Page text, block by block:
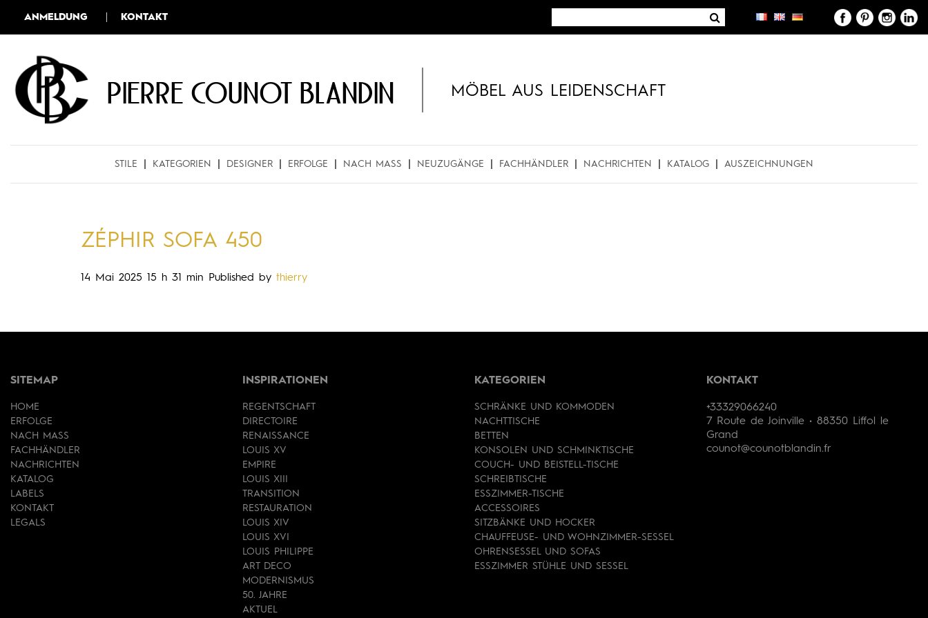
ANMELDUNG KONTAKT
Pierre COUNOT BLANDIN MÖBEL AUS LEIDENSCHAFT
STILE KATEGORIEN DESIGNER ERFOLGE NACH MASS NEUZUGÄNGE FACHHÄNDLER NACHRICHTEN KATALOG AUSZEICHNUNGEN
ZÉPHIR SOFA 450
14 Mai 2025 15 h 31 min Published by thierry
SITEMAP
HOME
ERFOLGE
NACH MASS
FACHHÄNDLER
NACHRICHTEN
KATALOG
LABELS
KONTAKT
LEGALS
INSPIRATIONEN
REGENTSCHAFT
DIRECTOIRE
RENAISSANCE
LOUIS XV
EMPIRE
LOUIS XIII
TRANSITION
RESTAURATION
LOUIS XIV
LOUIS XVI
LOUIS PHILIPPE
ART DECO
MODERNISMUS
50. JAHRE
AKTUEL
KATEGORIEN
SCHRÄNKE UND KOMMODEN
NACHTTISCHE
BETTEN
KONSOLEN UND SCHMINKTISCHE
COUCH- UND BEISTELL-TISCHE
SCHREIBTISCHE
ESSZIMMER-TISCHE
ACCESSOIRES
SITZBÄNKE UND HOCKER
CHAUFFEUSE- UND WOHNZIMMER-SESSEL
OHRENSESSEL UND SOFAS
ESSZIMMER STÜHLE UND SESSEL
KONTAKT
+33329066240
7 Route de Joinville • 88350 Liffol le
Grand
counot@counotblandin.fr